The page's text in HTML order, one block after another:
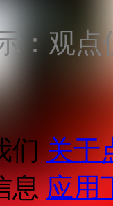
：观
们 关于
息 应用